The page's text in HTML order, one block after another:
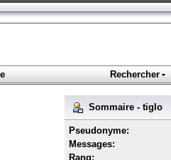
Rechercher
Sommaire - tiglo
Pseudonyme:
Messages:
Rang: